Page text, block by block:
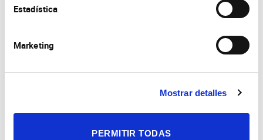
Estadística
Marketing
Mostrar detalles
PERMITIR TODAS
Consejo Superior de Investigaciones Científicas
Campus de San Juan | Sant Joan d’Alacant
Contacto